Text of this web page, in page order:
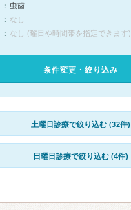
虫歯
なし
なし (曜日や時間帯を指定できます)
条件変更・絞り込み
土曜日診療で絞り込む (32件)
日曜日診療で絞り込む (4件)